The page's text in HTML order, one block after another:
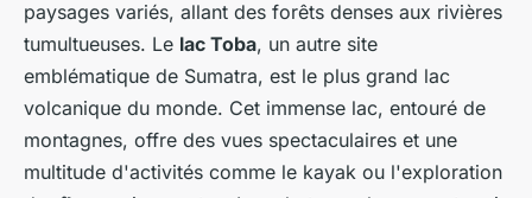
paysages variés, allant des forêts denses aux rivières
tumultueuses. Le lac Toba, un autre site
emblématique de Sumatra, est le plus grand lac
volcanique du monde. Cet immense lac, entouré de
montagnes, offre des vues spectaculaires et une
multitude d'activités comme le kayak ou l'exploration